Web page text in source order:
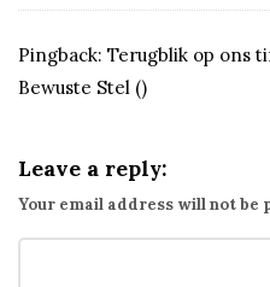
Pingback: Terugblik op ons
Bewuste Stel ()
Leave a reply:
Your email address will not be